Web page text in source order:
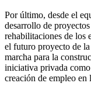
Por último, desde el
desarrollo de
rehabilitaciones de los
el futuro proyecto de
marcha para la
iniciativa privada
creación de empleo en